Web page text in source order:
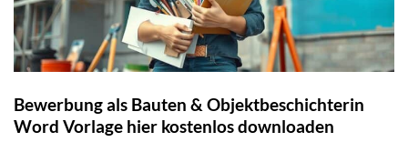
Bewerbung als Bauten & Objektbeschichterin
Word Vorlage hier kostenlos downloaden